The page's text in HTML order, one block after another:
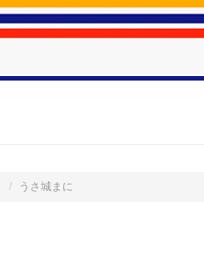
うさ城まに